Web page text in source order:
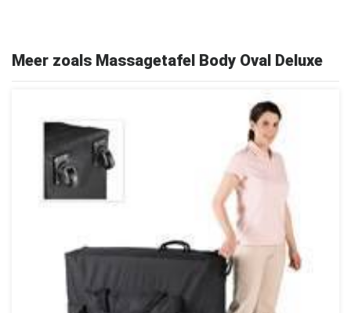
Meer zoals Massagetafel Body Oval Deluxe